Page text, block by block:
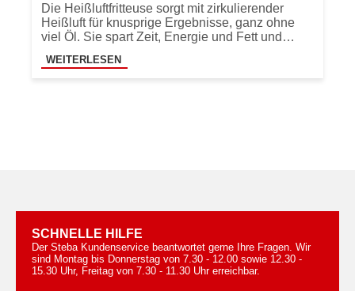
Die Heißluftfritteuse sorgt mit zirkulierender
Heißluft für knusprige Ergebnisse, ganz ohne
viel Öl. Sie spart Zeit, Energie und Fett und…
WEITERLESEN
SCHNELLE HILFE
Der Steba Kundenservice beantwortet gerne Ihre Fragen. Wir
sind Montag bis Donnerstag von 7.30 - 12.00 sowie 12.30 -
15.30 Uhr, Freitag von 7.30 - 11.30 Uhr erreichbar.